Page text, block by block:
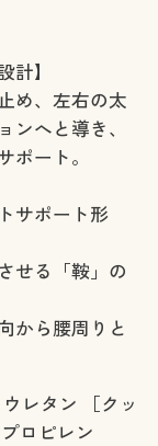
計】
め、左右の太
ンへと導き、
ート。
サポート形
せる「鞍」の
から腰周りと
レタン ［クッ
ロピレン